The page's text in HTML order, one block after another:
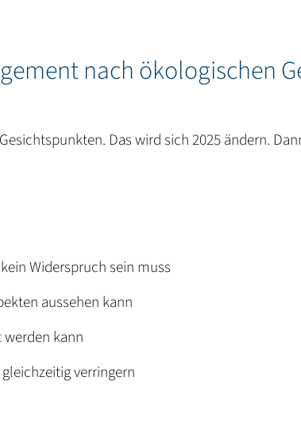
nach ökologischen
Das wird sich 2025 ändern.
Widerspruch sein muss
aussehen kann
kann
verringern